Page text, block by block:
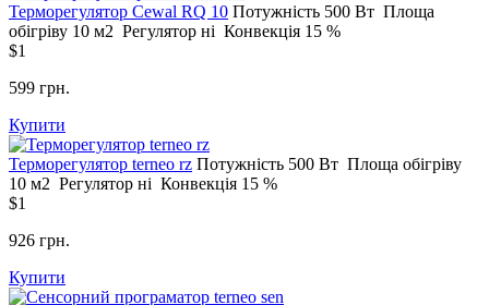
Терморегулятор Сewal RQ 10 Потужність 500 Вт Площа
обігріву 10 м2 Регулятор ні Конвекція 15 %
$1
599 грн.
Купити
Терморегулятор terneo rz Потужність 500 Вт Площа обігріву
10 м2 Регулятор ні Конвекція 15 %
$1
926 грн.
Купити